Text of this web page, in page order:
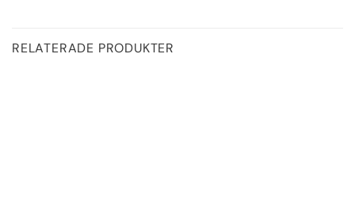
RELATERADE PRODUKTER